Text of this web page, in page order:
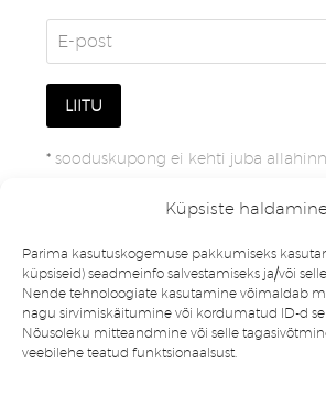
Küpsiste
Parima kasutuskogemuse pakkumiseks
küpsiseid) seadmeinfo salvestamiseks ja/või
Nende tehnoloogiate kasutamine võimaldab
nagu sirvimiskäitumine või kordumatud ID-d
Nõusoleku mitteandmine või selle
veebilehe teatud funktsionaalsust.
* sooduskupong ei kehti juba